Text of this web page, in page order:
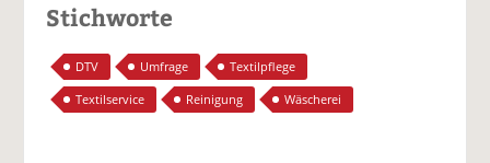
Stichworte
DTV Umfrage
Textilpflege
Textilservice
Reinigung Wäscherei